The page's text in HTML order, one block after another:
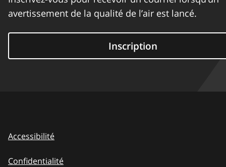
avertissement de la qualité de l’air est lancé.
Inscription
Accessibilité
Confidentialité